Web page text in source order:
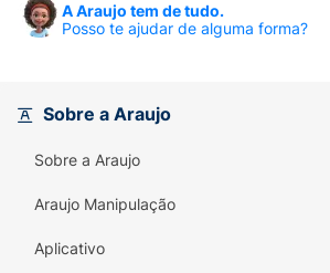
5 anos de garantia.
A Araujo tem de tudo.
Posso te ajudar de alguma forma?
Sobre a Araujo
Sobre a Araujo
Araujo Manipulação
Aplicativo